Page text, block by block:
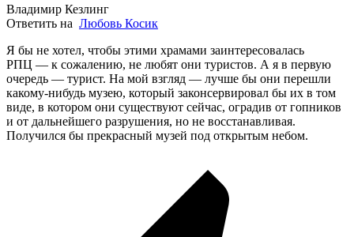
Владимир Кезлинг
Ответить на Любовь Косик
Я бы не хотел, чтобы этими храмами заинтересовалась
РПЦ — к сожалению, не любят они туристов. А я в первую
очередь — турист. На мой взгляд — лучше бы они перешли
какому-нибудь музею, который законсервировал бы их в том
виде, в котором они существуют сейчас, оградив от гопников
и от дальнейшего разрушения, но не восстанавливая.
Получился бы прекрасный музей под открытым небом.